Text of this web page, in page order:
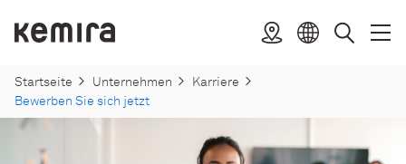
Inhalt
Kemira StandortSpracheSucheOffen
Startseite
Unternehmen
Karriere
Bewerben Sie sich jetzt